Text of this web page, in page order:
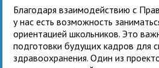
Благодаря взаимодействию с
у нас есть возможность
ориентацией школьников. Это
подготовки будущих кадров для
здравоохранения. Один из